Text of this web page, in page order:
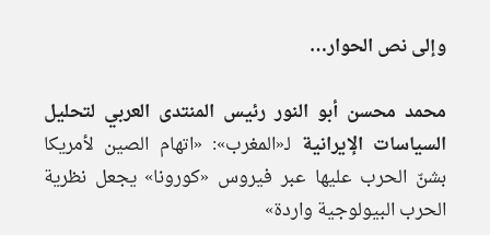
وإلى نص الحوار…
محمد محسن أبو النور رئيس المنتدى العربي لتحليل
السياسات الإيرانية لـ«المغرب»: «اتهام الصين لأمريكا
بشنّ الحرب عليها عبر فيروس «كورونا» يجعل نظرية
الحرب البيولوجية واردة»